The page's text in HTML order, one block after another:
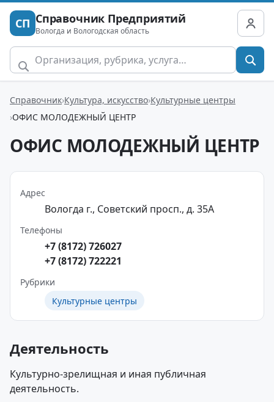
СП Справочник Предприятий
Вологда и Вологодская область
Справочник Культура, искусство Культурные центры
ОФИС МОЛОДЕЖНЫЙ ЦЕНТР
ОФИС МОЛОДЕЖНЫЙ ЦЕНТР
Адрес
Вологда г., Советский просп., д. 35А
Телефоны
+7 (8172) 726027
+7 (8172) 722221
Рубрики
Культурные центры
Деятельность
Культурно-зрелищная и иная публичная
деятельность.